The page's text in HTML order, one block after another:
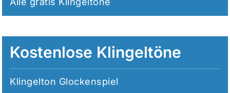
Kostenlose Klingeltöne
Klingelton Glockenspiel